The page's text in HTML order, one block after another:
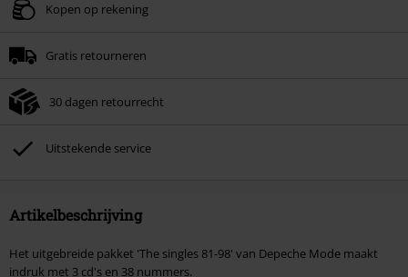
Kopen op rekening
Gratis retourneren
30 dagen retourrecht
Uitstekende service
Artikelbeschrijving
Het uitgebreide pakket 'The singles 81-98' van Depeche Mode maakt
indruk met 3 cd's en 38 nummers.